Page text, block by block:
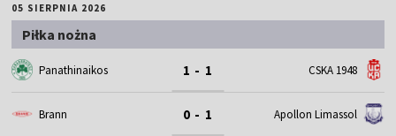
05 SIERPNIA 2026
Piłka nożna
Panathinaikos 1 - 1 CSKA 1948
Brann 0 - 1 Apollon Limassol